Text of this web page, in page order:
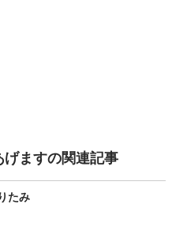
ますの関連記事
たみ